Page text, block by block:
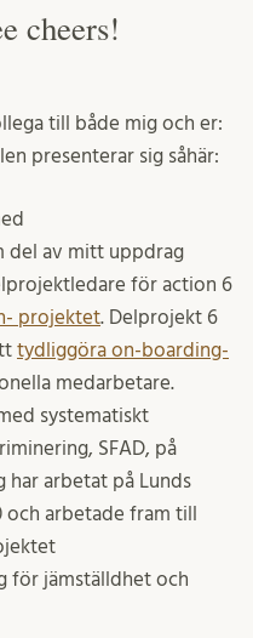
cheers!
till både mig och er:
presenterar sig såhär:
del av mitt uppdrag
för action 6
projektet. Delprojekt 6
tydliggöra on-boarding-
medarbetare.
systematiskt
SFAD, på
har arbetat på Lunds
arbetade fram till
för jämställdhet och